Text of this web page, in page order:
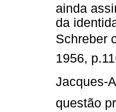
ainda
da
Schreber
1956,
Jacques-
questão